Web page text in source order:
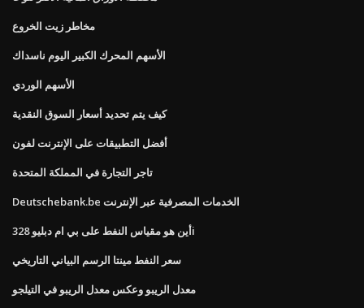
مخاطر زيت الخروع
الأسهم المحرك الكبير اليوم ناسداك
الأسهم الوردي
كيف يتم تحديد أسعار السوق النقدية
أفضل التطبيقات على الإنترنت لفون
تاجر التجارة في المملكة المتحدة
Deutschebank.be الخدمات المصرفية عبر الإنترنت
أين هو مقياس النفط على بي ام دبليو 328i
سعر النفط مينتا الرسم البياني التاريخي
معدل الريبو وعكس معدل الريبو في التيلجو